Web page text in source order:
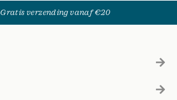
Gratis verzending vanaf €20